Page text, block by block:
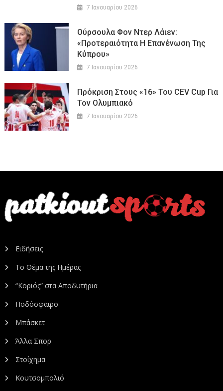
7 Ιανουαρίου 2026
Ούρσουλα Φον Ντερ Λάιεν:
«Προτεραιότητα Η Επανένωση Της
Κύπρου»
7 Ιανουαρίου 2026
Πρόκριση Στους «16» Του CEV Cup Για
Τον Ολυμπιακό
7 Ιανουαρίου 2026
Ειδήσεις
Το Θέμα της Ημέρας
“Κοριός” στα Αποδυτήρια
Ποδόσφαιρο
Μπάσκετ
Άλλα Σπορ
Στοίχημα
Κουτσομπολιό